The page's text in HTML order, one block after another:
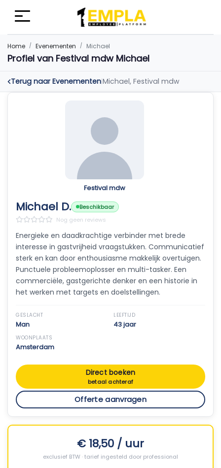
Home Evenementen Michael
Profiel van Festival mdw Michael
Terug naar Evenementen|Michael, Festival mdw
Festival mdw
Michael D.
Beschikbaar
Nog geen reviews
Energieke en daadkrachtige verbinder met brede
interesse in gastvrijheid vraagstukken. Communicatief
sterk en kan door enthousiasme makkelijk overtuigen.
Punctuele probleemoplosser en multi-tasker. Een
commerciële, gastgerichte denker en een historie in
het werken met targets en doelstellingen.
GESLACHT
Man
LEEFTIJD
43 jaar
WOONPLAATS
Amsterdam
Direct boeken
betaal achteraf
Offerte aanvragen
€ 18,50 / uur
exclusief BTW · tarief ingesteld door professional